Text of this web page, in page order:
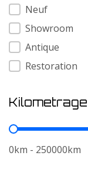
Neuf
Showroom
Antique
Restoration
Kilometrage
Kilometrage
0km - 250000km